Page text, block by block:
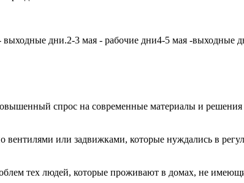
дни.2-3 мая - рабочие дни4-5 мая -выходные
спрос на современные материалы и
вентилями или задвижками, которые нуждались в
тех людей, которые проживают в домах, не